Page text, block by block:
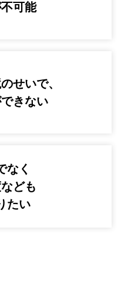
可能
せいで、
きない
なく
ども
たい